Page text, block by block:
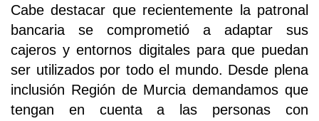
Cabe destacar que recientemente la patronal
bancaria se comprometió a adaptar sus
cajeros y entornos digitales para que puedan
ser utilizados por todo el mundo. Desde plena
inclusión Región de Murcia demandamos que
tengan en cuenta a las personas con